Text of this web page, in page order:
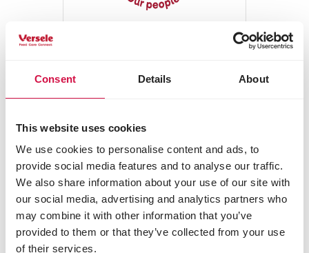
Consent Details About
This website uses cookies
We use cookies to personalise content and ads, to
provide social media features and to analyse our traffic.
We also share information about your use of our site with
our social media, advertising and analytics partners who
may combine it with other information that you’ve
provided to them or that they’ve collected from your use
of their services.
1100 zaangażowanych
członków zespołu na
każdego dnia
zapewniają 25 milionom
zwierząt domowych
najlepsze odżywianie i
opiekę.